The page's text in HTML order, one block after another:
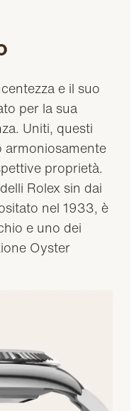
e il suo
per la sua
Uniti, questi
armoniosamente
proprietà.
Rolex sin dai
nel 1933, è
e uno dei
Oyster